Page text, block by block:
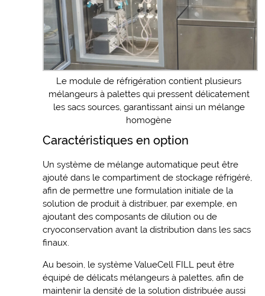
Le module de réfrigération contient plusieurs
mélangeurs à palettes qui pressent délicatement
les sacs sources, garantissant ainsi un mélange
homogène
Caractéristiques en option
Un système de mélange automatique peut être
ajouté dans le compartiment de stockage réfrigéré,
afin de permettre une formulation initiale de la
solution de produit à distribuer, par exemple, en
ajoutant des composants de dilution ou de
cryoconservation avant la distribution dans les sacs
finaux.
Au besoin, le système ValueCell FILL peut être
équipé de délicats mélangeurs à palettes, afin de
maintenir la densité de la solution distribuée aussi